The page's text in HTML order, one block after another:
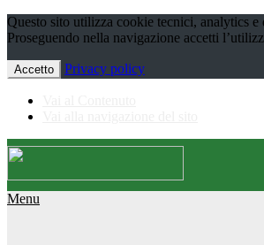
Questo sito utilizza cookie tecnici, analytics e
Proseguendo nella navigazione accetti
Accetto Privacy policy
Menu